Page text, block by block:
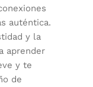
auténtica.
y la
aprender
y te
de